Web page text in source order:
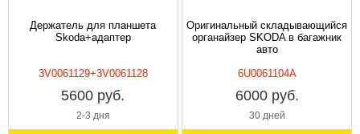
Держатель для планшета
Skoda+адаптер
3V0061129+3V0061128
5600 руб.
2-3 дня
Оригинальный складывающийся
органайзер SKODA в багажник
авто
6U0061104A
6000 руб.
30 дней